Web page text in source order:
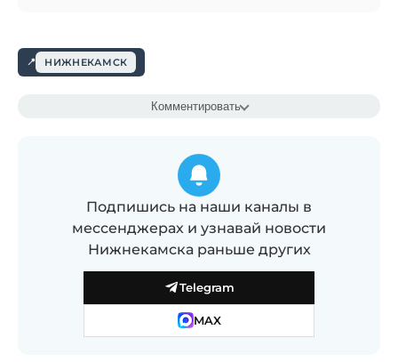
НИЖНЕКАМСК
Комментировать
Подпишись на наши каналы в
мессенджерах и узнавай новости
Нижнекамска раньше других
Telegram
MAX